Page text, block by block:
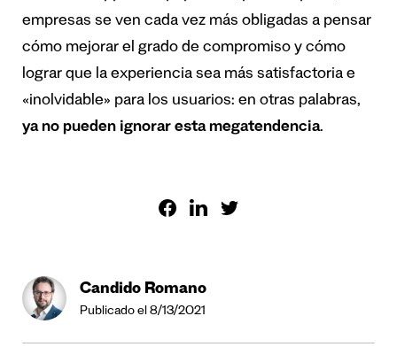
empresas se ven cada vez más obligadas a pensar
cómo mejorar el grado de compromiso y cómo
lograr que la experiencia sea más satisfactoria e
«inolvidable» para los usuarios: en otras palabras,
ya no pueden ignorar esta megatendencia.
Candido Romano
Publicado el 8/13/2021